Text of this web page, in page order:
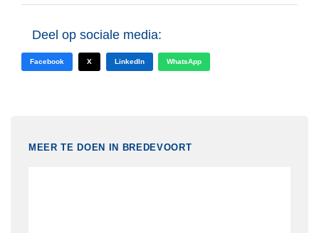
Deel op sociale media:
Facebook X LinkedIn WhatsApp
MEER TE DOEN IN BREDEVOORT